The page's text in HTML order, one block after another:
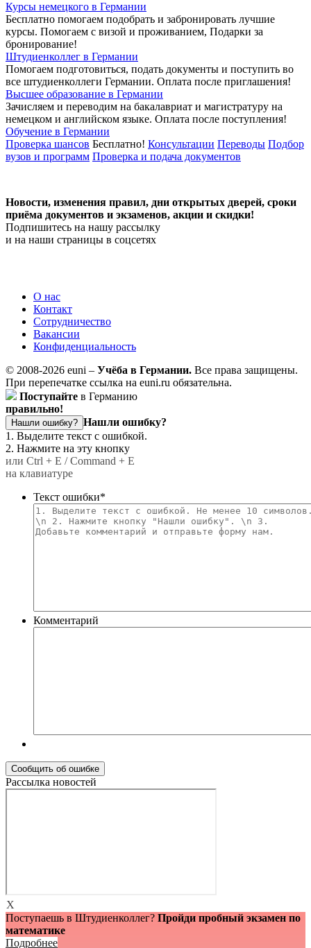
Курсы немецкого в Германии
Бесплатно помогаем подобрать и забронировать лучшие
курсы. Помогаем с визой и проживанием, Подарки за
бронирование!
Штудиенколлег в Германии
Помогаем подготовиться, подать документы и поступить во
все штудиенколлеги Германии. Оплата после приглашения!
Высшее образование в Германии
Зачисляем и переводим на бакалавриат и магистратуру на
немецком и английском языке. Оплата после поступления!
Обучение в Германии
Проверка шансов Бесплатно! Консультации Переводы Подбор
вузов и программ Проверка и подача документов
Новости, изменения правил, дни открытых дверей, сроки
приёма документов и экзаменов, акции и скидки!
Подпишитесь на нашу рассылку
и на наши страницы в соцсетях
О нас
Контакт
Сотрудничество
Вакансии
Конфиденциальность
© 2008-2026 euni – Учёба в Германии. Все права защищены.
При перепечатке ссылка на euni.ru обязательна.
Поступайте в Германию
правильно!
Нашли ошибку? Нашли ошибку?
1. Выделите текст с ошибкой.
2. Нажмите на эту кнопку
или Ctrl + E / Command + E
на клавиатуре
Текст ошибки*
Комментарий
Рассылка новостей
X
Поступаешь в Штудиенколлег? Пройди пробный экзамен по
математике
Подробнее